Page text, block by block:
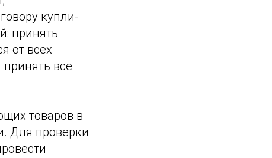
купли-
принять
от всех
все
товаров в
Для проверки